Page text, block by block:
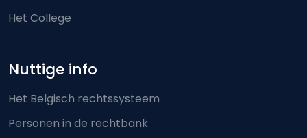
Het College
Nuttige info
Het Belgisch rechtssysteem
Personen in de rechtbank